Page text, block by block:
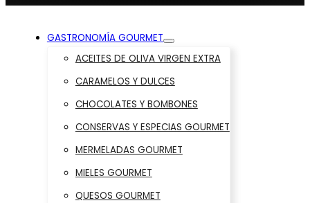
GASTRONOMÍA GOURMET
ACEITES DE OLIVA VIRGEN EXTRA
CARAMELOS Y DULCES
CHOCOLATES Y BOMBONES
CONSERVAS Y ESPECIAS GOURMET
MERMELADAS GOURMET
MIELES GOURMET
QUESOS GOURMET